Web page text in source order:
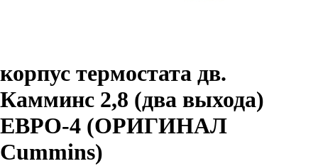
корпус термостата дв.
Камминс 2,8 (два выхода)
ЕВРО-4 (ОРИГИНАЛ
Cummins)